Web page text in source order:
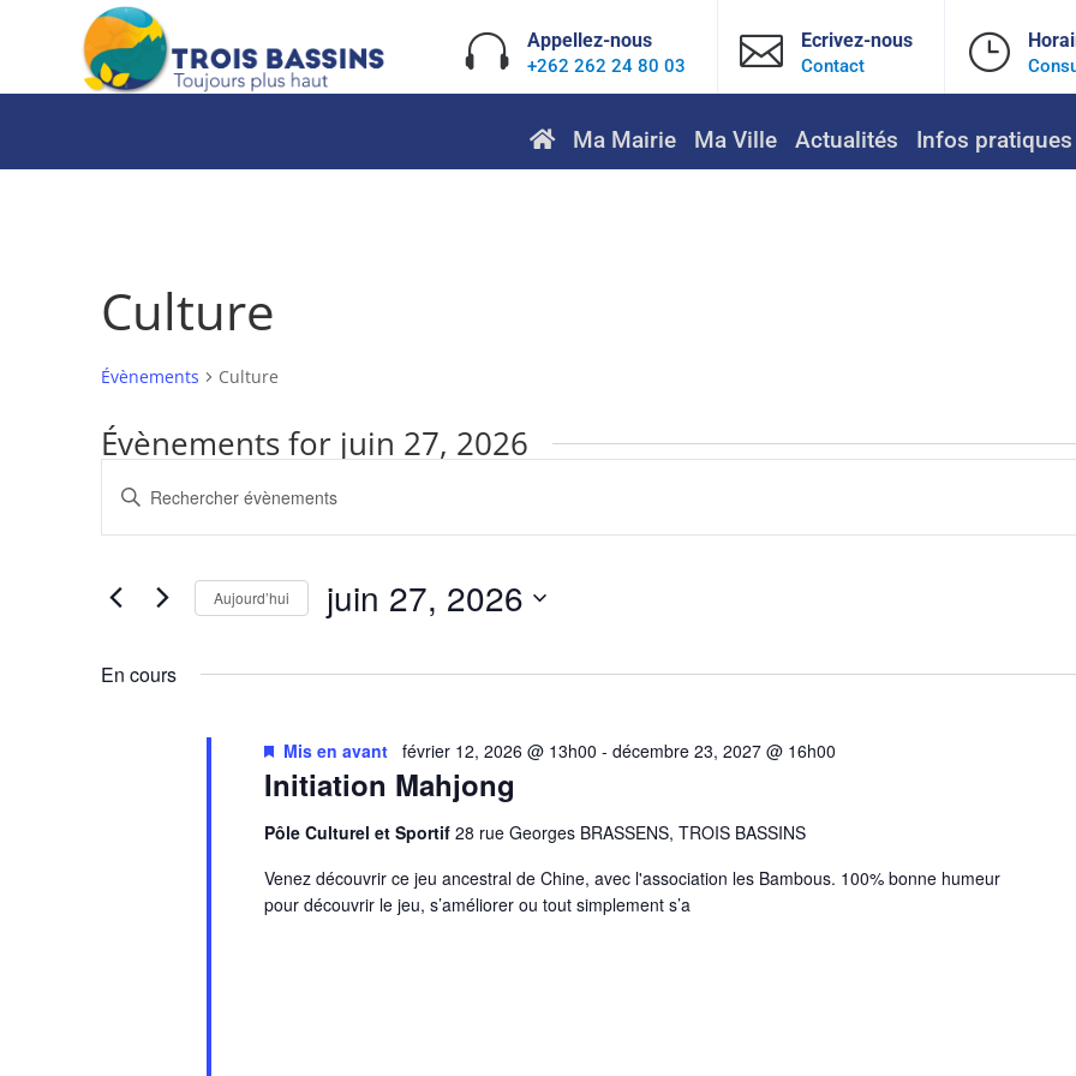
 Appellez-nous
+262 262 24 80 03  Ecrivez-nous
Contact }
Ma Mairie Ma Ville Actualités Infos pratiques
Culture
Évènements Culture
Évènements for juin 27, 2026
Recherche
et
navigation
vues
Évènements
Saisir
clé.
Évènements
clé.
Aujourd’hui juin 27, 2026
En cours
Initiation Mahjong
Mis en avant février 12, 2026 @ 13h00 - décembre 23, 2027 @ 16h00
Pôle Culturel et Sportif 28 rue Georges BRASSENS, TROIS BASSINS
Venez découvrir ce jeu ancestral de Chine, avec l'association les Bambous. 100% bonne humeur
pour découvrir le jeu, s’améliorer ou tout simplement s’a